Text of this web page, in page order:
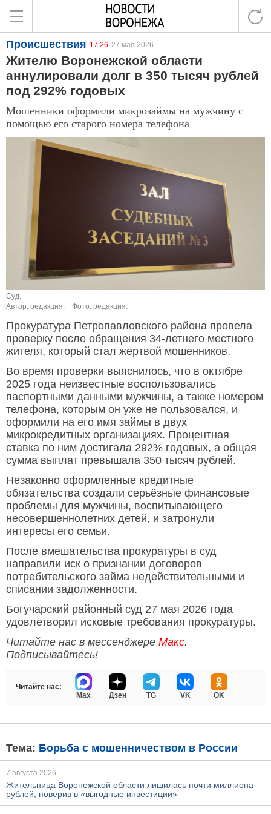
Происшествия 17:26 27 мая 2026
Жителю Воронежской области
аннулировали долг в 350 тысяч рублей
под 292% годовых
Мошенники оформили микрозаймы на мужчину с
помощью его старого номера телефона
Суд.
Автор: редакция.
Фото: редакция.
Прокуратура Петропавловского района провела
проверку после обращения 34-летнего местного
жителя, который стал жертвой мошенников.
Во время проверки выяснилось, что в октябре
2025 года неизвестные воспользовались
паспортными данными мужчины, а также номером
телефона, которым он уже не пользовался, и
оформили на его имя займы в двух
микрокредитных организациях. Процентная
ставка по ним достигала 292% годовых, а общая
сумма выплат превышала 350 тысяч рублей.
Незаконно оформленные кредитные
обязательства создали серьёзные финансовые
проблемы для мужчины, воспитывающего
несовершеннолетних детей, и затронули
интересы его семьи.
После вмешательства прокуратуры в суд
направили иск о признании договоров
потребительского займа недействительными и
списании задолженности.
Богучарский районный суд 27 мая 2026 года
удовлетворил исковые требования прокуратуры.
Читайте нас в мессенджере Макс.
Подписывайтесь!
Читайте нас:
Max
Дзен TG VK OK
Тема: Борьба с мошенничеством в России
7 августа 2026
Жительница Воронежской области лишилась почти миллиона
рублей, поверив в «выгодные инвестиции»